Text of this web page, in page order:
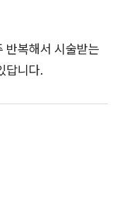
반복해서 시술받는
답니다.